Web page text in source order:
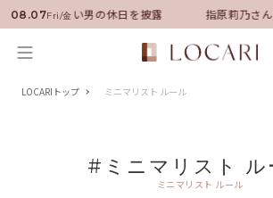
08.07Fri/金
に就任！いい男の休日を披露 指原莉乃さ
LOCARIトップ ミニマリスト ルール
#ミニマリスト ル
ミニマリスト ルール